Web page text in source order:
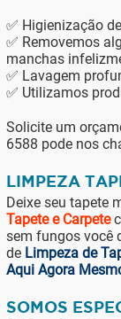
✅ Higienização
✅ Removemos
manchas
✅ Lavagem
✅ Utilizamos
Solicite um
6588 pode nos
LIMPEZA
Deixe seu tapete
Tapete e Carpete
sem fungos você
de Limpeza de
Aqui Agora
SOMOS